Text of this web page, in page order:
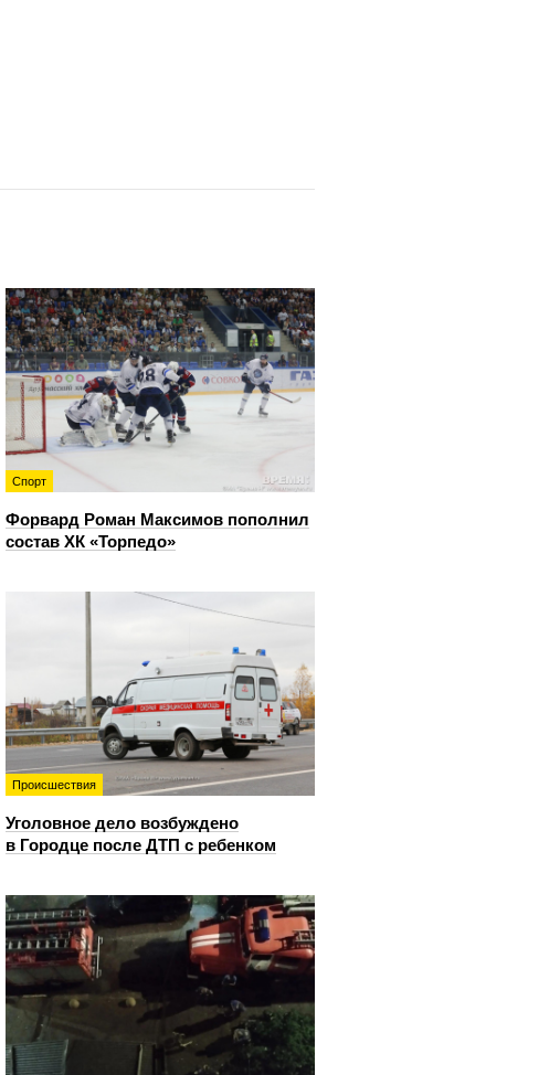
Спорт
Форвард Роман Максимов пополнил
состав ХК «Торпедо»
Происшествия
Уголовное дело возбуждено
в Городце после ДТП с ребенком